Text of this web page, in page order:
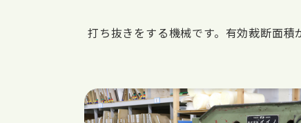
打ち抜きをする機械です。有効裁断面